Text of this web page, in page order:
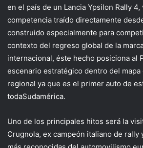
en el país de un Lancia Ypsilon Rally 4,
competencia traído directamente
construido especialmente para
contexto del regreso global de la
internacional, éste hecho posiciona al
escenario estratégico dentro del
regional ya que es el primer auto de
todaSudamérica.
Uno de los principales hitos será la
Crugnola, ex campeón italiano de rally